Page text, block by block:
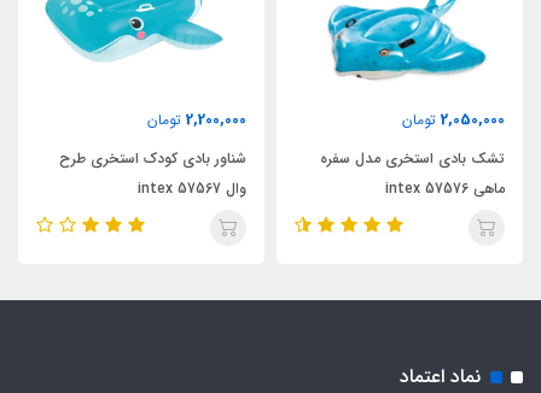
2,050,000 تومان
تشک بادی استخری مدل سفره
ماهی intex 57576
2,200,000 تومان
شناور بادی کودک استخری طرح
وال intex 57567
نماد اعتماد